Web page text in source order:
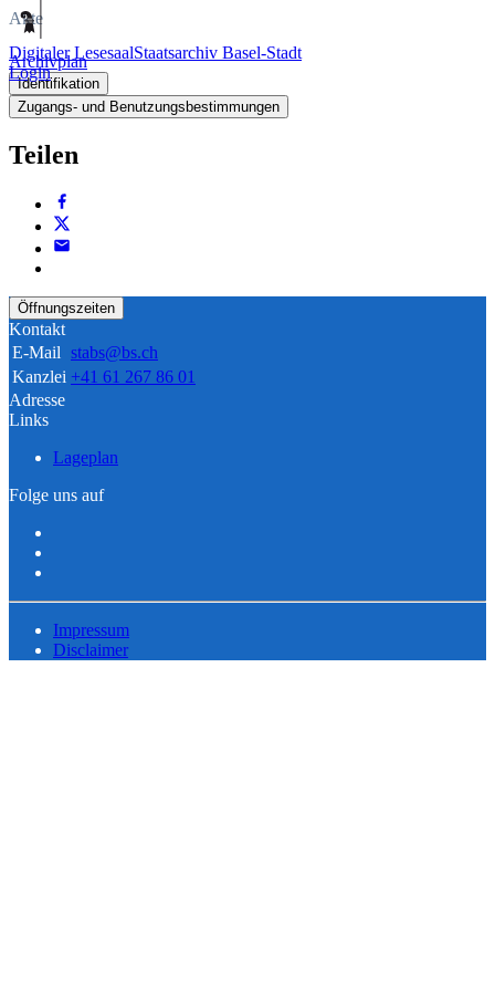
Digitaler LesesaalStaatsarchiv Basel-Stadt
Login
Akte
Archivplan
Identifikation
Zugangs- und Benutzungsbestimmungen
Teilen
Öffnungszeiten
Kontakt
E-Mail stabs@bs.ch
Kanzlei +41 61 267 86 01
Adresse
Links
Lageplan
Folge uns auf
Impressum
Disclaimer